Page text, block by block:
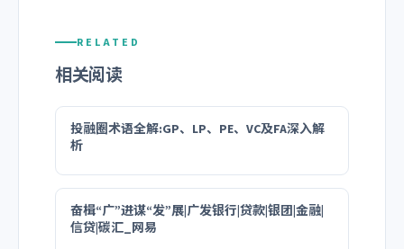
RELATED
相关阅读
投融圈术语全解:GP、LP、PE、VC及FA深入解
析
奋楫“广”进谋“发”展|广发银行|贷款|银团|金融|
信贷|碳汇_网易